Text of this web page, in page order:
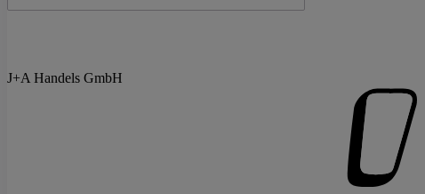
J+A Handels GmbH